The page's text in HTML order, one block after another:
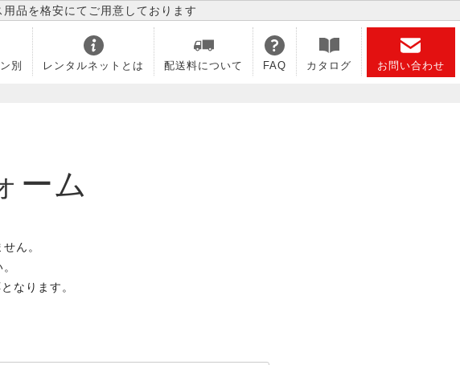
品を格安にてご用意しております
別 レンタルネットとは 配送料について FAQ カタログ お問い合わせ
ーム
ん。
なります。